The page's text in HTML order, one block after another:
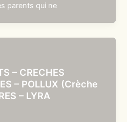
parents qui ne
– CRECHES
– POLLUX (Crèche
– LYRA